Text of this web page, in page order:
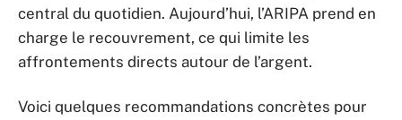
central du quotidien. Aujourd’hui, l’ARIPA prend en
charge le recouvrement, ce qui limite les
affrontements directs autour de l’argent.
Voici quelques recommandations concrètes pour